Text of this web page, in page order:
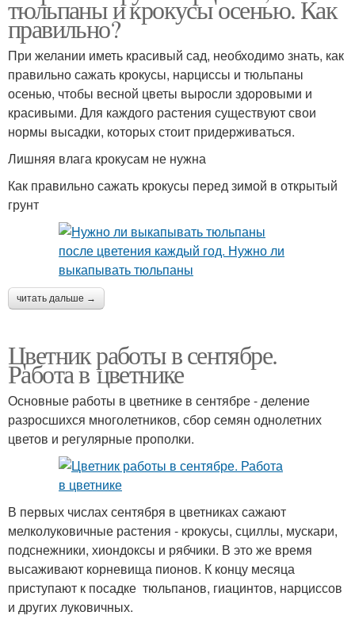
тюльпаны и крокусы осенью. Как
правильно?
При желании иметь красивый сад, необходимо знать, как
правильно сажать крокусы, нарциссы и тюльпаны
осенью, чтобы весной цветы выросли здоровыми и
красивыми. Для каждого растения существуют свои
нормы высадки, которых стоит придерживаться.
Лишняя влага крокусам не нужна
Как правильно сажать крокусы перед зимой в открытый
грунт
читать дальше →
Цветник работы в сентябре.
Работа в цветнике
Основные работы в цветнике в сентябре - деление
разросшихся многолетников, сбор семян однолетних
цветов и регулярные прополки.
В первых числах сентября в цветниках сажают
мелколуковичные растения - крокусы, сциллы, мускари,
подснежники, хиондоксы и рябчики. В это же время
высаживают корневища пионов. К концу месяца
приступают к посадке тюльпанов, гиацинтов, нарциссов
и других луковичных.